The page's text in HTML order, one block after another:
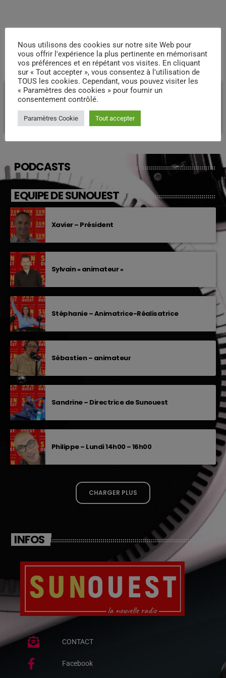
COMMENTAIRES D’ARTICLES (0)
Laisser une réponse
Vous devez être connecté pour ajouter un commentaire.
Connectez-vous maintenant
PODCASTS
EQUIPE DE SUNOUEST
Xavier – Président
Sylvain « animateur »
Stéphanie – Animatrice-Réalisatrice
Sébastien – animateur
Sandrine – Directrice de Sunouest
Philippe – Lundi 14h00 – 16h00
CHARGER PLUS
INFOS
CONTACT
Facebook
Nous utilisons des cookies sur notre site Web pour
vous offrir l'expérience la plus pertinente en mémorisant
vos préférences et en répétant vos visites. En cliquant
sur « Tout accepter », vous consentez à l'utilisation de
TOUS les cookies. Cependant, vous pouvez visiter les
« Paramètres des cookies » pour fournir un
consentement contrôlé.
Paramètres Cookie Tout accepter